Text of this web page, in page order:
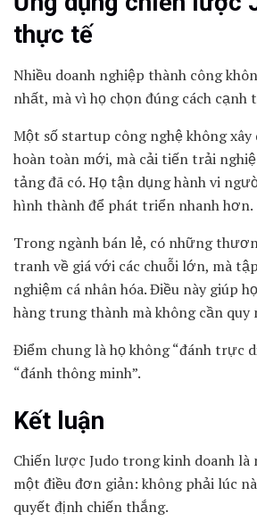
thực tế
Nhiều doanh nghiệp thành công
nhất, mà vì họ chọn đúng cách cạnh
Một số startup công nghệ không
hoàn toàn mới, mà cải tiến trải
tảng đã có. Họ tận dụng hành vi
hình thành để phát triển nhanh hơn.
Trong ngành bán lẻ, có những
tranh về giá với các chuỗi lớn, mà
nghiệm cá nhân hóa. Điều này giúp
hàng trung thành mà không cần quy
Điểm chung là họ không “đánh trực
“đánh thông minh”.
Kết luận
Chiến lược Judo trong kinh doanh là
một điều đơn giản: không phải lúc
quyết định chiến thắng.